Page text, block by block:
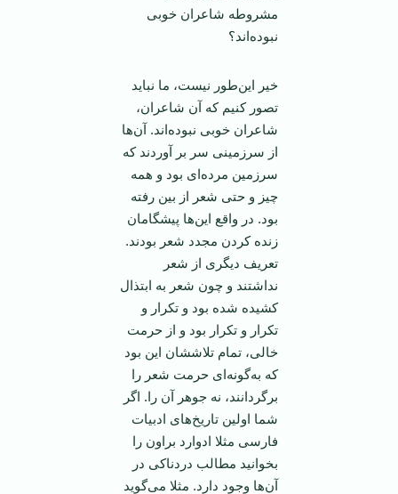
مشروطه شاعران خوبی
نبوده‌اند؟
خیر این‌طور نیست، ما نباید
تصور کنیم که آن شاعران،
شاعران خوبی نبوده‌اند. آن‌ها
از سرزمینی سر بر آوردند که
سرزمین مرده‌ای بود و همه
چیز و حتی شعر از بین رفته
بود. در واقع این‌ها پیشگامان
زنده کردن مجدد شعر بودند.
تعریف دیگری از شعر
نداشتند و چون شعر به ابتذال
کشیده شده بود و تکرار و
تکرار و تکرار بود و از حرمت
خالی، تمام تلاششان این بود
که به‌گونه‌ای حرمت شعر را
برگردانند، نه جوهر آن را. اگر
شما اولین تاریخ‌های ادبیات
فارسی مثلا ادوارد براون را
بخوانید مطالب دردناکی در
آن‌ها وجود دارد. مثلا می‌گوید